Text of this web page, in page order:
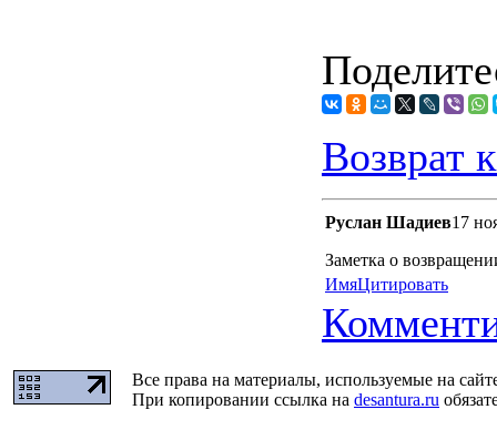
Возврат
Руслан Шадиев17
Заметка о
ИмяЦитировать
Все права на материалы, используемые на
При копировании ссылка на desantura.ru